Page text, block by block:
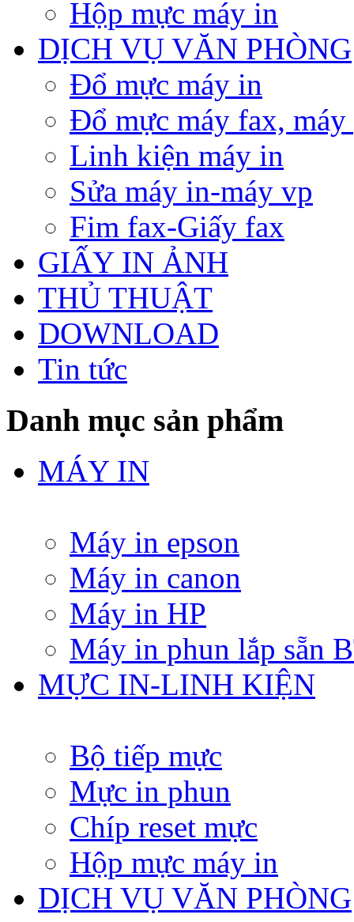
Hộp mực máy in
DỊCH VỤ VĂN PHÒNG
Đổ mực máy in
Đổ mực máy fax, máy
Linh kiện máy in
Sửa máy in-máy vp
Fim fax-Giấy fax
GIẤY IN ẢNH
THỦ THUẬT
DOWNLOAD
Tin tức
Danh mục sản phẩm
MÁY IN
Máy in epson
Máy in canon
Máy in HP
Máy in phun lắp sẵn
MỰC IN-LINH KIỆN
Bộ tiếp mực
Mực in phun
Chíp reset mực
Hộp mực máy in
DỊCH VỤ VĂN PHÒNG